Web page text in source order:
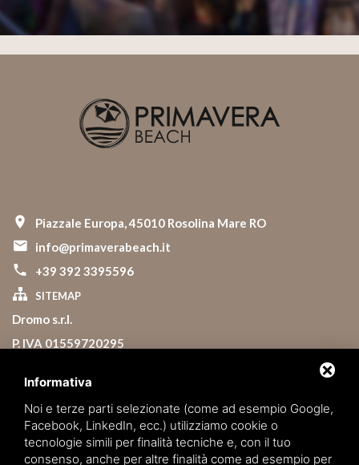
Piazzale Europa, 45010 Rosolina Mare RO
info@primaverabeach.it
+39 392 3395596
SITEMAP
Dromo s.r.l.
P. IVA 01559720295
Lavora con noi
Condizioni di prenotazione
Regolamento
Informativa
Noi e terze parti selezionate (come ad esempio Google,
Facebook, LinkedIn, ecc.) utilizziamo cookie o
tecnologie simili per finalità tecniche e, con il tuo
consenso, anche per altre finalità come ad esempio per